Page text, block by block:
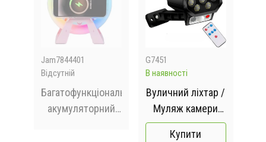
Jam7844401
Відсутній
Багатофункціональний
акумуляторний
G7451
В наявності
Вуличний ліхтар /
Муляж камери
відеоспостереження
Купити